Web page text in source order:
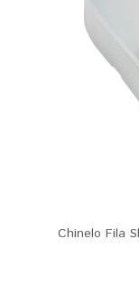
Chinelo Fila